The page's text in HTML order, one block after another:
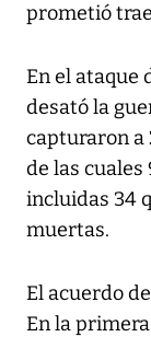
prometió
En el ataque
desató la
capturaron a
de las cuales
incluidas 34
muertas.
El acuerdo
En la